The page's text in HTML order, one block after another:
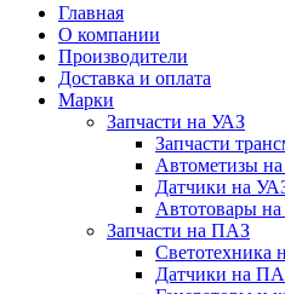
Главная
О компании
Производители
Доставка и оплата
Марки
Запчасти на УАЗ
Запчасти
Автометизы
Датчики на
Автотовары
Запчасти на ПАЗ
Светотехника
Датчики на